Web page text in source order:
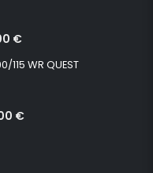
€
WR QUEST
€